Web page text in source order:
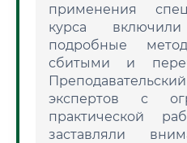
применения
курса
подробные
сбитыми и
экспертов с
практической
заставляли